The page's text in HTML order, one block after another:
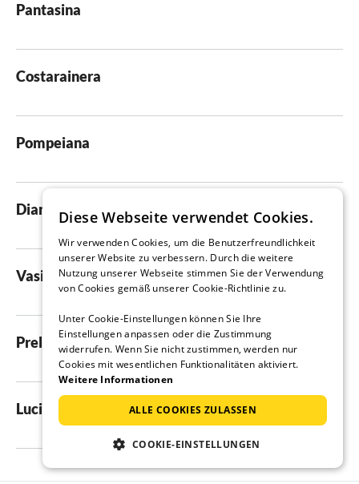
Pantasina
Costarainera
Pompeiana
Diano San Pietro
Vasia
Prelà
Lucinasco
Diese Webseite verwendet Cookies.
Wir verwenden Cookies, um die Benutzerfreundlichkeit
unserer Website zu verbessern. Durch die weitere
Nutzung unserer Webseite stimmen Sie der Verwendung
von Cookies gemäß unserer Cookie-Richtlinie zu.
Unter Cookie-Einstellungen können Sie Ihre
Einstellungen anpassen oder die Zustimmung
widerrufen. Wenn Sie nicht zustimmen, werden nur
Cookies mit wesentlichen Funktionalitäten aktiviert.
Weitere Informationen
ALLE COOKIES ZULASSEN
COOKIE-EINSTELLUNGEN